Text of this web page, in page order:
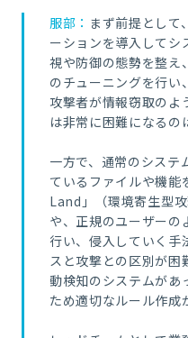
服部： まず前提として
ーションを導入して
視や防御の態勢を整え
のチューニングを行い
攻撃者が情報窃取のよ
は非常に困難になるの
一方で、通常のシステ
ているファイルや機
Land」（環境寄生型
や、正規のユーザーの
行い、侵入していく手
スと攻撃との区別が困
動検知のシステムがあ
ため適切なルール作成